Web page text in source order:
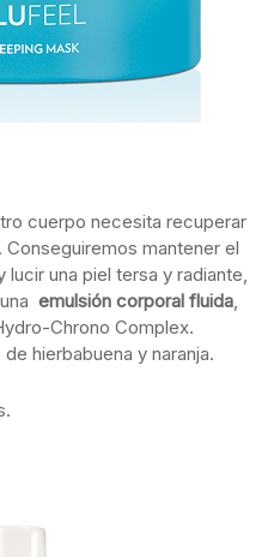
cuerpo necesita recuperar
mantener el
una piel tersa y radiante,
emulsión corporal fluida,
Chrono Complex.
hierbabuena y naranja.